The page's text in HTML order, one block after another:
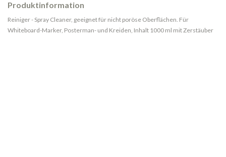
Produktinformation
Reiniger - Spray Cleaner, geeignet für nicht poröse Oberflächen. Für
Whiteboard-Marker, Posterman- und Kreiden, Inhalt 1000 ml mit Zerstäuber